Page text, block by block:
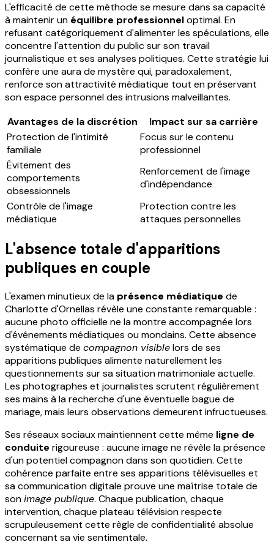
L'efficacité de cette méthode se mesure dans sa capacité
à maintenir un équilibre professionneloptimal. En
refusant catégoriquement d'alimenter les spéculations, elle
concentre l'attention du public sur son travail
journalistique et ses analyses politiques. Cette stratégie lui
confère une aura de mystère qui, paradoxalement,
renforce son attractivité médiatique tout en préservant
son espace personnel des intrusions malveillantes.
Avantages de la discrétion
Impact sur sa carrière
Protection de l'intimité
familiale
Focus sur le contenu
professionnel
Évitement des
comportements
obsessionnels
Renforcement de l'image
d'indépendance
Contrôle de l'image
médiatique
Protection contre les
attaques personnelles
L'absence totale d'apparitions
publiques en couple
L'examen minutieux de la présence médiatique de
Charlotte d'Ornellas révèle une constante remarquable :
aucune photo officielle ne la montre accompagnée lors
d'événements médiatiques ou mondains. Cette absence
systématique de compagnon visiblelors de ses
apparitions publiques alimente naturellement les
questionnements sur sa situation matrimoniale actuelle.
Les photographes et journalistes scrutent régulièrement
ses mains à la recherche d'une éventuelle bague de
mariage, mais leurs observations demeurent infructueuses.
Ses réseaux sociaux maintiennent cette même ligne de
conduite rigoureuse : aucune image ne révèle la présence
d'un potentiel compagnon dans son quotidien. Cette
cohérence parfaite entre ses apparitions télévisuelles et
sa communication digitale prouve une maîtrise totale de
sonimage publique. Chaque publication, chaque
intervention, chaque plateau télévision respecte
scrupuleusement cette règle de confidentialité absolue
concernant sa vie sentimentale.